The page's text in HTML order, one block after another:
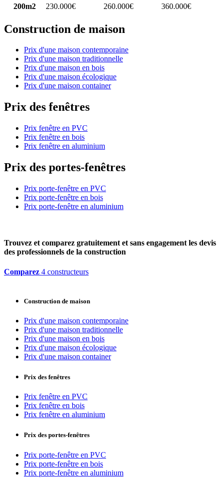
200m2
230.000€ 260.000€ 360.000€
Construction de maison
Prix d'une maison contemporaine
Prix d'une maison traditionnelle
Prix d'une maison en bois
Prix d'une maison écologique
Prix d'une maison container
Prix des fenêtres
Prix fenêtre en PVC
Prix fenêtre en bois
Prix fenêtre en aluminium
Prix des portes-fenêtres
Prix porte-fenêtre en PVC
Prix porte-fenêtre en bois
Prix porte-fenêtre en aluminium
Trouvez et comparez gratuitement et sans engagement les devis
des professionnels de la construction
Comparez 4 constructeurs
Construction de maison
Prix d'une maison contemporaine
Prix d'une maison traditionnelle
Prix d'une maison en bois
Prix d'une maison écologique
Prix d'une maison container
Prix des fenêtres
Prix fenêtre en PVC
Prix fenêtre en bois
Prix fenêtre en aluminium
Prix des portes-fenêtres
Prix porte-fenêtre en PVC
Prix porte-fenêtre en bois
Prix porte-fenêtre en aluminium